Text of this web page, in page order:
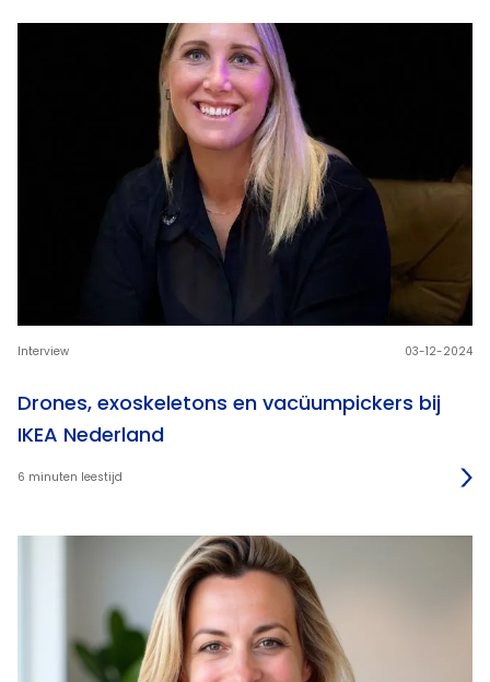
Drones, exoskeletons en vacüumpickers bij
IKEA Nederland
Interview 03-12-2024
6 minuten leestijd